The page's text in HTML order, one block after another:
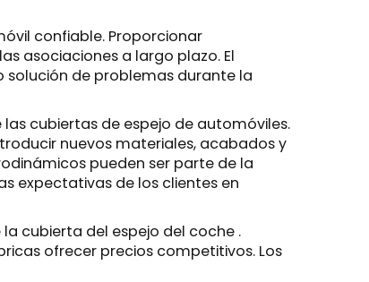
confiable. Proporcionar
asociaciones a largo plazo. El
solución de problemas durante la
cubiertas de espejo de automóviles.
nuevos materiales, acabados y
pueden ser parte de la
expectativas de los clientes en
la cubierta del espejo del coche .
ofrecer precios competitivos. Los